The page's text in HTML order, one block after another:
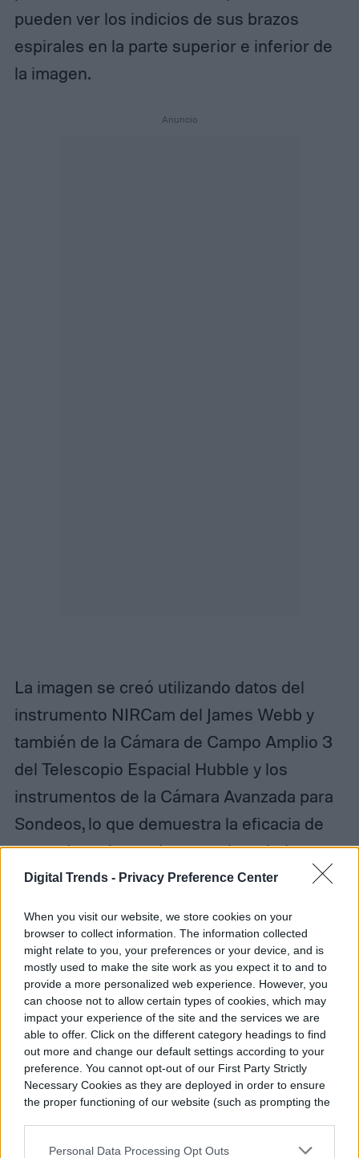
Digital Trends - Privacy Preference Center
When you visit our website, we store cookies on your
browser to collect information. The information collected
might relate to you, your preferences or your device, and is
mostly used to make the site work as you expect it to and to
provide a more personalized web experience. However, you
can choose not to allow certain types of cookies, which may
impact your experience of the site and the services we are
able to offer. Click on the different category headings to find
out more and change our default settings according to your
preference. You cannot opt-out of our First Party Strictly
Necessary Cookies as they are deployed in order to ensure
the proper functioning of our website (such as prompting the
Personal Data Processing Opt Outs
pueden ver los indicios de sus brazos
espirales en la parte superior e inferior de
la imagen.
La imagen se creó utilizando datos del
instrumento NIRCam del James Webb y
también de la Cámara de Campo Amplio 3
del Telescopio Espacial Hubble y los
instrumentos de la Cámara Avanzada para
Sondeos, lo que demuestra la eficacia de
estos dos telescopios cuando trabajan
juntos.
Diego Bastarrica
Senior Editor
Diego Bastarrica es Senior Editor y Head of
Content en Digital Trends en Español,
donde lidera la estrategia editorial, SEO…